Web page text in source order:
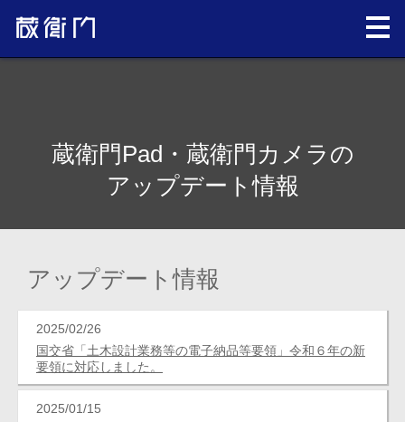
蔵衛門Pad・蔵衛門カメラの
アップデート情報
アップデート情報
2025/02/26
国交省「土木設計業務等の電子納品等要領」令和６年の新
要領に対応しました。
2025/01/15